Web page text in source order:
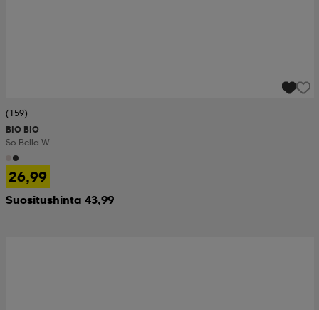
(159)
BIO BIO
So Bella W
26,99
Suositushinta 43,99